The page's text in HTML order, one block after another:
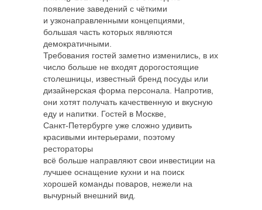
появление заведений с чёткими
и узконаправленными концепциями,
большая часть которых являются
демократичными.
Требования гостей заметно изменились, в их
число больше не входят дорогостоящие
столешницы, известный бренд посуды или
дизайнерская форма персонала. Напротив,
они хотят получать качественную и вкусную
еду и напитки. Гостей в Москве,
Санкт-Петербурге уже сложно удивить
красивыми интерьерами, поэтому
рестораторы
всё больше направляют свои инвестиции на
лучшее оснащение кухни и на поиск
хорошей команды поваров, нежели на
вычурный внешний вид.